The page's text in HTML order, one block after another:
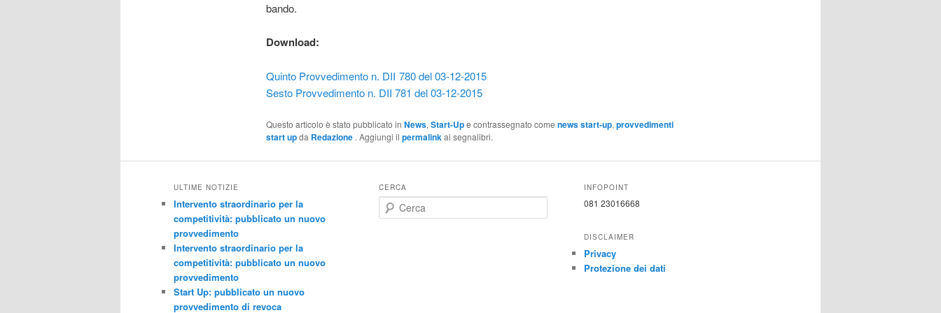
bando.
Download:
Quinto Provvedimento n. DII 780 del 03-12-2015
Sesto Provvedimento n. DII 781 del 03-12-2015
Questo articolo è stato pubblicato in News, Start-Upe contrassegnato come news start-up, provvedimenti
start upda Redazione . Aggiungi il permalinkai segnalibri.
ULTIME NOTIZIE
Intervento straordinario per la
competitività: pubblicato un nuovo
provvedimento
Intervento straordinario per la
competitività: pubblicato un nuovo
provvedimento
Start Up: pubblicato un nuovo
provvedimento di revoca
CERCA
e
INFOPOINT
081 23016668
DISCLAIMER
Privacy
Protezione dei dati